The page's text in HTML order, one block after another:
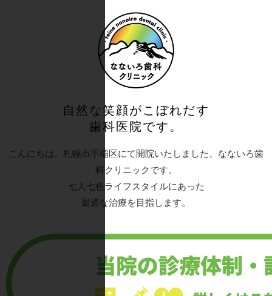
自然な笑顔がこぼれだす
歯科医院です。
こんにちは。札幌市手稲区にて開院いたしました、なないろ歯
科クリニックです。
七人七色ライフスタイルにあった
最適な治療を目指します。